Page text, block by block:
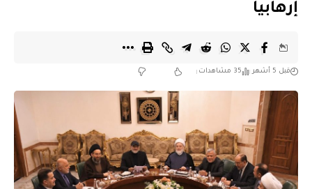
إرهابياً
قبل 5 أشهر 35 مشاهدات